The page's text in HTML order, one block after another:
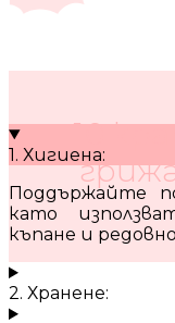
10
1. Хигиена:
Поддържайте
като
къпане и
2. Хранене: